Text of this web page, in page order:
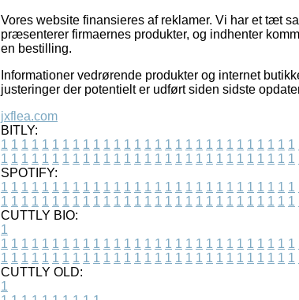
Vores website finansieres af reklamer. Vi har et tæt
præsenterer firmaernes produkter, og indhenter
en bestilling.
Informationer vedrørende produkter og internet
justeringer der potentielt er udført siden sidste
jxflea.com
BITLY:
1 1 1 1 1 1 1 1 1 1 1 1 1 1 1 1 1 1 1 1 1 1 1 1 1 1 1 1 1
1 1 1 1 1 1 1 1 1 1 1 1 1 1 1 1 1 1 1 1 1 1 1 1 1 1 1 1 1
SPOTIFY:
1 1 1 1 1 1 1 1 1 1 1 1 1 1 1 1 1 1 1 1 1 1 1 1 1 1 1 1 1
1 1 1 1 1 1 1 1 1 1 1 1 1 1 1 1 1 1 1 1 1 1 1 1 1 1 1 1 1
CUTTLY BIO:
1
1 1 1 1 1 1 1 1 1 1 1 1 1 1 1 1 1 1 1 1 1 1 1 1 1 1 1 1 1
1 1 1 1 1 1 1 1 1 1 1 1 1 1 1 1 1 1 1 1 1 1 1 1 1 1 1 1 1
CUTTLY OLD:
1